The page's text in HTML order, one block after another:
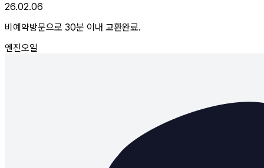
26.02.06
비예약방문으로 30분 이내 교환완료.
엔진오일